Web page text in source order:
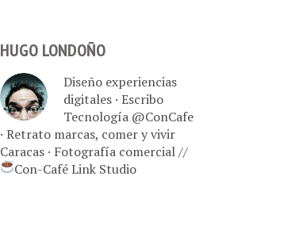
HUGO LONDOÑO
Diseño experiencias
digitales · Escribo
Tecnología @ConCafe
· Retrato marcas, comer y vivir
Caracas · Fotografía comercial //
Con-Café Link Studio